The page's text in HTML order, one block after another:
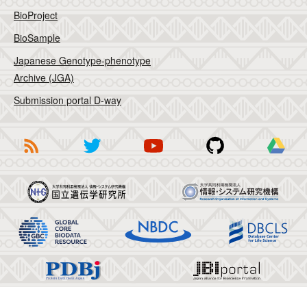
BioProject
BioSample
Japanese Genotype-phenotype
Archive (JGA)
Submission portal D-way